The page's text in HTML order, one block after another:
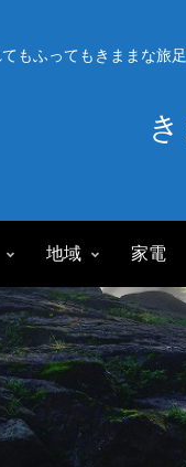
もふってもきままな旅
地域 家電